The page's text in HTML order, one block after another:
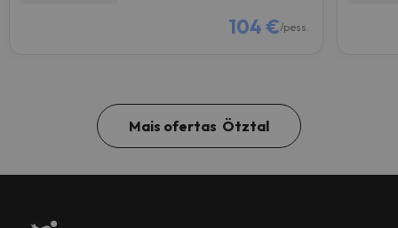
104 €/pess.
Mais ofertas Ötztal